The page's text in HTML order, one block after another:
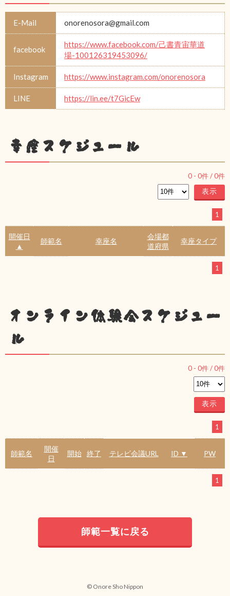
E-Mail onorenosora@gmail.com
facebook
https://www.facebook.com/己書青宙華道
場-100126319453096/
Instagram https://www.instagram.com/onorenosora
LINE https://lin.ee/t7GicEw
幸座スケジュール
0 - 0件 /0件
1
開催日
▲
師範名 幸座名
会場都
道府県
幸座タイプ
1
オンライン体験会スケジュー
ル
0 - 0件 /0件
1
師範名
開催
日
開始 終了 テレビ会議URL ID ▼ PW
1
師範一覧に戻る
© Onore Sho Nippon